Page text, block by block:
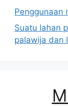
Penggunaan
Suatu lahan
palawija dan